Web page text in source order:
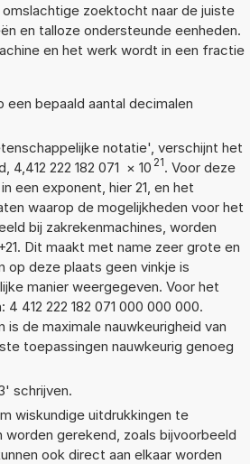
zoektocht naar de juiste
en talloze ondersteunde eenheden.
en het werk wordt in een fractie
bepaald aantal decimalen
notatie', verschijnt het
222 182 071 × 10 21. Voor deze
een exponent, hier 21, en het
waarop de mogelijkheden voor het
bij zakrekenmachines, worden
Dit maakt met name zeer grote en
op deze plaats geen vinkje is
manier weergegeven. Voor het
412 222 182 071 000 000 000.
de maximale nauwkeurigheid van
toepassingen nauwkeurig genoeg
schrijven.
wiskundige uitdrukkingen te
gerekend, zoals bijvoorbeeld
ook direct aan elkaar worden